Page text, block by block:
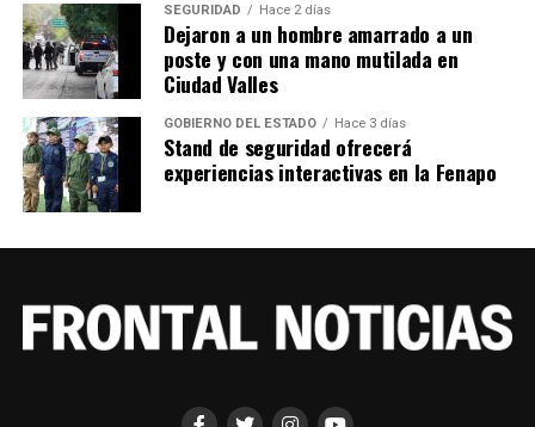
SEGURIDAD Hace 2 días
Dejaron a un hombre amarrado a un
poste y con una mano mutilada en
Ciudad Valles
GOBIERNO DEL ESTADO Hace 3 días
Stand de seguridad ofrecerá
experiencias interactivas en la Fenapo